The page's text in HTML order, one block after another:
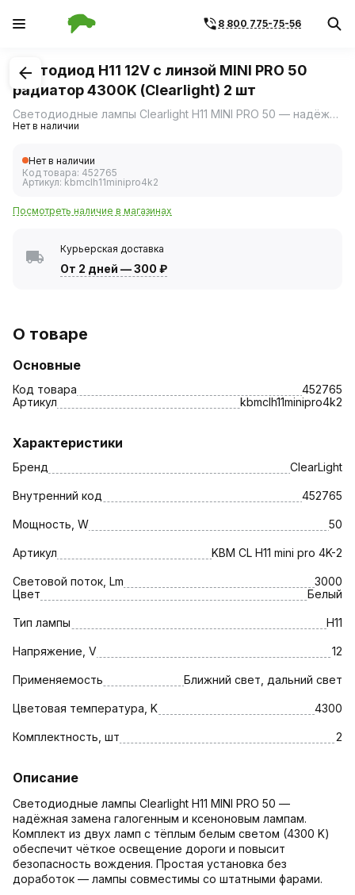
8 800 775-75-56
1/2
Светодиод H11 12V с линзой MINI PRO 50
радиатор 4300K (Clearlight) 2 шт
Светодиодные лампы Clearlight H11 MINI PRO 50 — надёжная замена галогенным и ксеноновым лампам.
Нет в наличии
Нет в наличии
Код товара: 452765
Артикул: kbmclh11minipro4k2
Посмотреть наличие в магазинах
Курьерская доставка
От 2 дней —300 ₽
О товаре
Основные
Код товара
452765
Артикул
kbmclh11minipro4k2
Характеристики
Бренд ClearLight
Внутренний код 452765
Мощность, W 50
Артикул KBM CL H11 mini pro 4K-2
Световой поток, Lm
3000
Цвет
Белый
Тип лампы H11
Напряжение, V 12
Применяемость Ближний свет, дальний свет
Цветовая температура, K 4300
Комплектность, шт 2
Описание
Светодиодные лампы Clearlight H11 MINI PRO 50 —
надёжная замена галогенным и ксеноновым лампам.
Комплект из двух ламп с тёплым белым светом (4300 K)
обеспечит чёткое освещение дороги и повысит
безопасность вождения. Простая установка без
доработок — лампы совместимы со штатными фарами.